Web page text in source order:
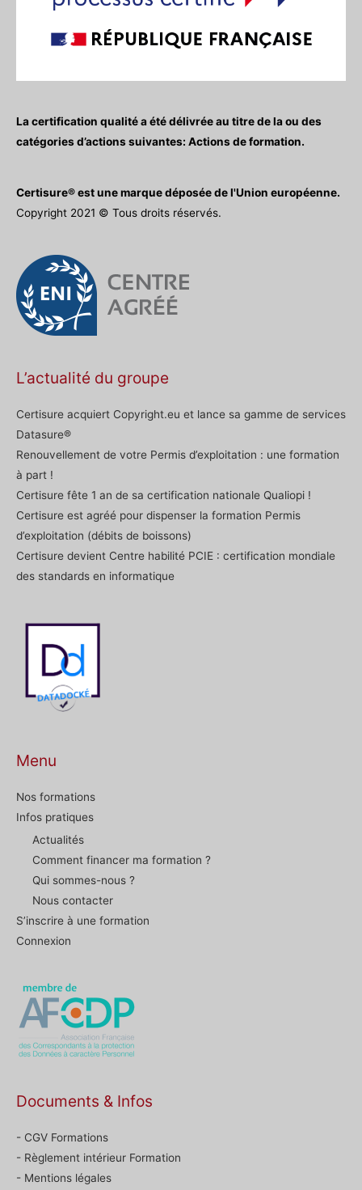
La certification qualité a été délivrée au titre de la ou des
catégories d’actions suivantes: Actions de formation.
Certisure® est une marque déposée de l'Union européenne.
Copyright 2021 © Tous droits réservés.
L’actualité du groupe
Certisure acquiert Copyright.eu et lance sa gamme de services
Datasure®
Renouvellement de votre Permis d’exploitation : une formation
à part !
Certisure fête 1 an de sa certification nationale Qualiopi !
Certisure est agréé pour dispenser la formation Permis
d’exploitation (débits de boissons)
Certisure devient Centre habilité PCIE : certification mondiale
des standards en informatique
Menu
Nos formations
Infos pratiques
Actualités
Comment financer ma formation ?
Qui sommes-nous ?
Nous contacter
S’inscrire à une formation
Connexion
Documents & Infos
- CGV Formations
- Règlement intérieur Formation
- Mentions légales